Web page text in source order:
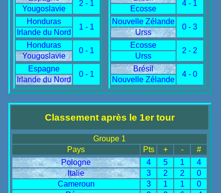
2 - 1
Yougoslavie
Honduras
1 - 1
Irlande du Nord
Honduras
0 - 1
Yougoslavie
Espagne
0 - 1
Irlande du Nord
4 - 1
Ecosse
Nouvelle Zélande
0 - 3
Urss
Ecosse
2 - 2
Urss
Brésil
4 - 0
Nouvelle Zélande
Classement après le 1er tour
Groupe 1
Pays
Pts + -
#
Pologne
4 5 1
4
Italie
3 2 2
0
Cameroun
3 1 1
0